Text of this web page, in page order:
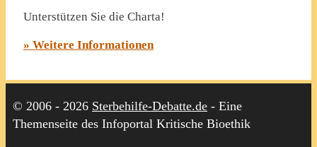
Unterstützen Sie die Charta!
» Weitere Informationen
© 2006 - 2026 Sterbehilfe-Debatte.de - Eine
Themenseite des Infoportal Kritische Bioethik